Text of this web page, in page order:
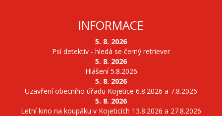
INFORMACE
5. 8. 2026
Psí detektiv - hledá se černý retriever
5. 8. 2026
Hlášení 5.8.2026
5. 8. 2026
Uzavření obecního úřadu Kojetice 6.8.2026 a 7.8.2026
5. 8. 2026
Letní kino na koupáku v Kojeticích 13.8.2026 a 27.8.2026